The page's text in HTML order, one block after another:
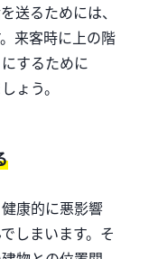
送るためには、
来客時に上の階
するために
ょう。
康的に悪影響
しまいます。 そ